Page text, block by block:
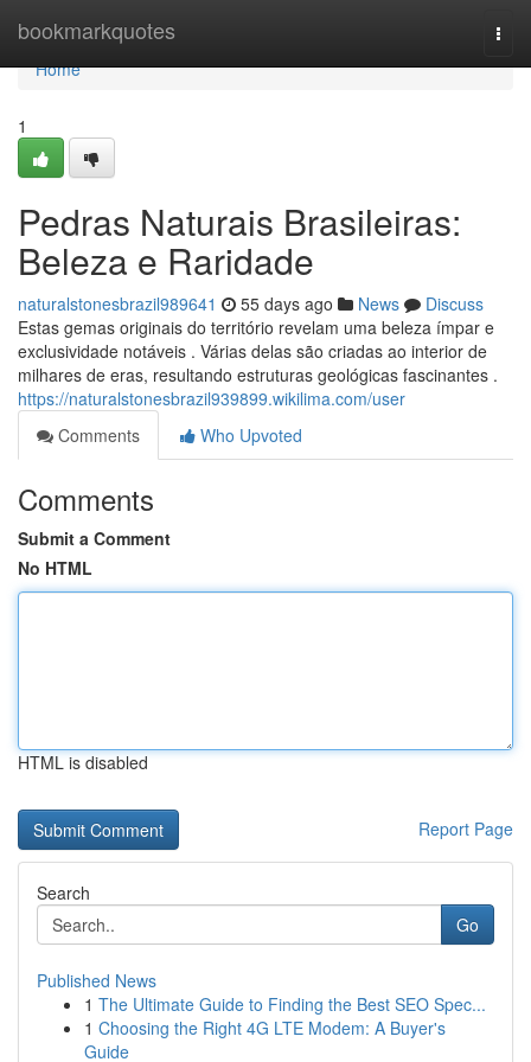
bookmarkquotes
Home
Home
1
Pedras Naturais Brasileiras:
Beleza e Raridade
naturalstonesbrazil989641 55 days ago News
Discuss
Estas gemas originais do território revelam uma beleza ímpar e
exclusividade notáveis . Várias delas são criadas ao interior de
milhares de eras, resultando estruturas geológicas fascinantes .
https://naturalstonesbrazil939899.wikilima.com/user
Comments
Who Upvoted
Comments
Submit a Comment
No HTML
HTML is disabled
Report Page
Search
Go
Published News
1 The Ultimate Guide to Finding the Best SEO Spec...
1 Choosing the Right 4G LTE Modem: A Buyer's
Guide